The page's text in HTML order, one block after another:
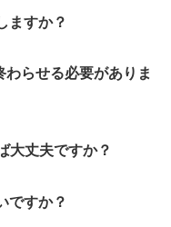
ますか？
らせる必要がありま
大丈夫ですか？
ですか？